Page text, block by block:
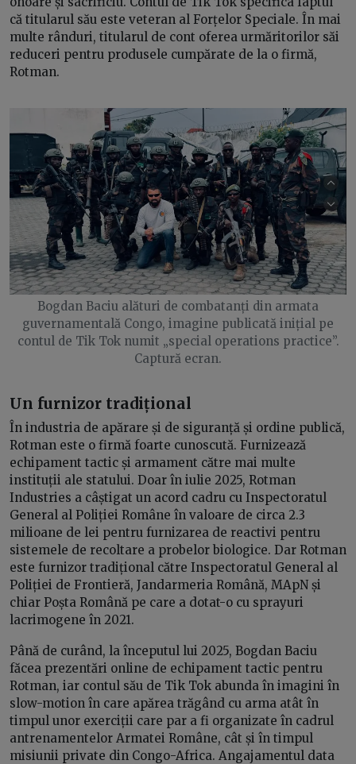
că titularul său este veteran al Forțelor Speciale. În mai
multe rânduri, titularul de cont oferea urmăritorilor săi
reduceri pentru produsele cumpărate de la o firmă,
Rotman.
Bogdan Baciu alături de combatanți din armata
guvernamentală Congo, imagine publicată inițial pe
contul de Tik Tok numit „special operations practice”.
Captură ecran.
Un furnizor tradițional
În industria de apărare și de siguranță și ordine publică,
Rotman este o firmă foarte cunoscută. Furnizează
echipament tactic și armament către mai multe
instituții ale statului. Doar în iulie 2025, Rotman
Industries a câștigat un acord cadru cu Inspectoratul
General al Poliției Române în valoare de circa 2.3
milioane de lei pentru furnizarea de reactivi pentru
sistemele de recoltare a probelor biologice. Dar Rotman
este furnizor tradițional către Inspectoratul General al
Poliției de Frontieră, Jandarmeria Română, MApN și
chiar Poșta Română pe care a dotat-o cu sprayuri
lacrimogene în 2021.
Până de curând, la începutul lui 2025, Bogdan Baciu
făcea prezentări online de echipament tactic pentru
Rotman, iar contul său de Tik Tok abunda în imagini în
slow-motion în care apărea trăgând cu arma atât în
timpul unor exerciții care par a fi organizate în cadrul
antrenamentelor Armatei Române, cât și în timpul
misiunii private din Congo-Africa. Angajamentul data